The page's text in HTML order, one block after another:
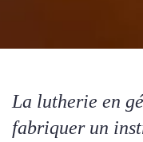
La lutherie en
fabriquer un